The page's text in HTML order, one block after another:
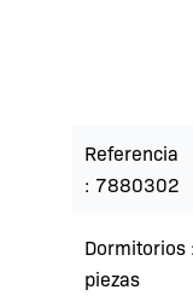
Referencia
7880302
Dormitorios
piezas